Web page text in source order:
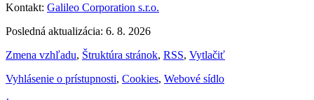
Kontakt: Galileo Corporation s.r.o.
Posledná aktualizácia: 6. 8. 2026
Zmena vzhľadu, Štruktúra stránok, RSS, Vytlačiť
Vyhlásenie o prístupnosti, Cookies, Webové sídlo